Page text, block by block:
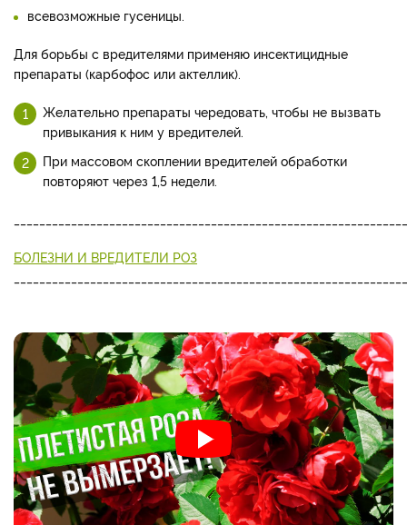
всевозможные гусеницы.
Для борьбы с вредителями применяю инсектицидные
препараты (карбофос или актеллик).
Желательно препараты чередовать, чтобы не вызвать
привыкания к ним у вредителей.
При массовом скоплении вредителей обработки
повторяют через 1,5 недели.
БОЛЕЗНИ И ВРЕДИТЕЛИ РОЗ